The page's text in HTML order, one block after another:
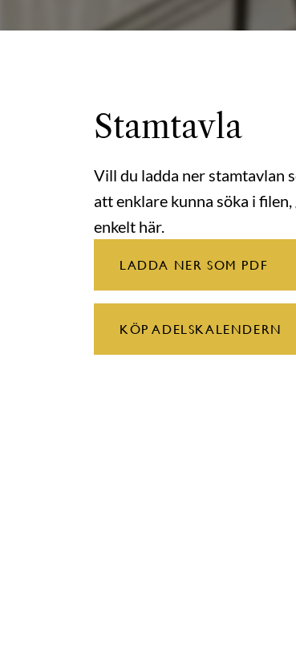
Stamtavla
Vill du ladda ner stamtavlan
att enklare kunna söka i
enkelt här.
LADDA NER SOM PDF
KÖP ADELSKALENDERN